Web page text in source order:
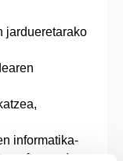
jardueretarako
informatika-
softwarea).